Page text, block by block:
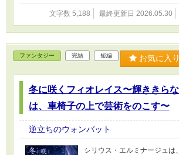
文字数 5,188 最終更新日 2026.05.30
ファンタジー 完結 短編 お気に入
冬に咲くフィオレイス〜輝ききら
は、車椅子の上で芸術をのこす〜
逆立ちのウォンバット
シリウス・エルミナージュは